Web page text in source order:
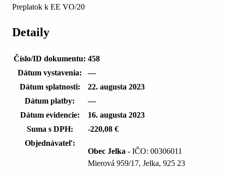
Preplatok k EE VO/20
Detaily
Číslo/ID dokumentu: 458
Dátum vystavenia:
—
Dátum splatnosti:
22. augusta 2023
Dátum platby:
—
Dátum evidencie:
16. augusta 2023
Suma s DPH:
-220,08 €
Objednávateľ:
Obec Jelka - IČO: 00306011
Mierová 959/17, Jelka, 925 23